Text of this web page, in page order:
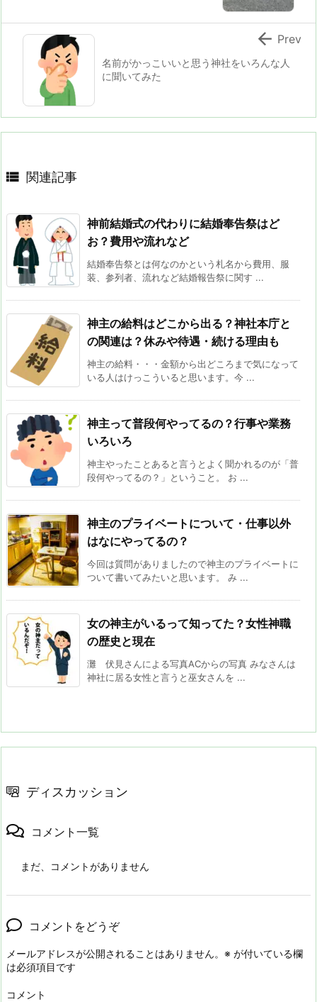
名前がかっこいいと思う神社をいろんな人
に聞いてみた
 Prev
 関連記事
神前結婚式の代わりに結婚奉告祭はど
お？費用や流れなど
結婚奉告祭とは何なのかという札名から費用、服
装、参列者、流れなど結婚報告祭に関す ...
神主の給料はどこから出る？神社本庁と
の関連は？休みや待遇・続ける理由も
神主の給料・・・金額から出どころまで気になって
いる人はけっこういると思います。今 ...
神主って普段何やってるの？行事や業務
いろいろ
神主やったことあると言うとよく聞かれるのが「普
段何やってるの？」ということ。 お ...
神主のプライベートについて・仕事以外
はなにやってるの？
今回は質問がありましたので神主のプライベートに
ついて書いてみたいと思います。 み ...
女の神主がいるって知ってた？女性神職
の歴史と現在
灘 伏見さんによる写真ACからの写真 みなさんは
神社に居る女性と言うと巫女さんを ...
ディスカッション
コメント一覧
まだ、コメントがありません
コメントをどうぞ
メールアドレスが公開されることはありません。 ※ が付いている欄
は必須項目です
コメント